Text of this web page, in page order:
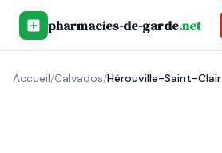
pharmacies-de-garde.net
Accueil/Calvados/Hérouville-Saint-Clair